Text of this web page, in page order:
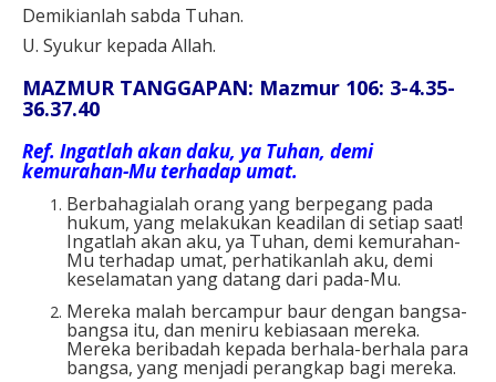
Demikianlah sabda Tuhan.
U. Syukur kepada Allah.
MAZMUR TANGGAPAN: Mazmur 106: 3-4.35-
36.37.40
Ref. Ingatlah akan daku, ya Tuhan, demi
kemurahan-Mu terhadap umat.
Berbahagialah orang yang berpegang pada
hukum, yang melakukan keadilan di setiap saat!
Ingatlah akan aku, ya Tuhan, demi kemurahan-
Mu terhadap umat, perhatikanlah aku, demi
keselamatan yang datang dari pada-Mu.
Mereka malah bercampur baur dengan bangsa-
bangsa itu, dan meniru kebiasaan mereka.
Mereka beribadah kepada berhala-berhala para
bangsa, yang menjadi perangkap bagi mereka.